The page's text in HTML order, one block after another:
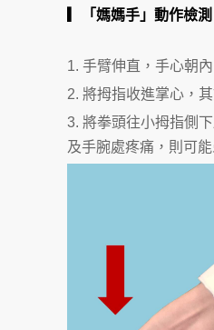
▎「媽媽手」動作檢測
手臂伸直，手心朝
將拇指收進掌心，
將拳頭往小拇指側
及手腕處疼痛，則可能